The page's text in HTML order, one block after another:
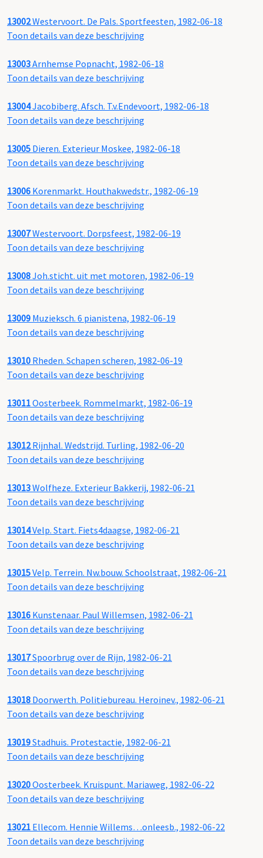
13002Westervoort. De Pals. Sportfeesten, 1982-06-18
Toon details van deze beschrijving
13003Arnhemse Popnacht, 1982-06-18
Toon details van deze beschrijving
13004Jacobiberg. Afsch. T.v.Endevoort, 1982-06-18
Toon details van deze beschrijving
13005 Dieren. Exterieur Moskee, 1982-06-18
Toon details van deze beschrijving
13006 Korenmarkt. Houthakwedstr., 1982-06-19
Toon details van deze beschrijving
13007Westervoort. Dorpsfeest, 1982-06-19
Toon details van deze beschrijving
13008Joh.sticht. uit met motoren, 1982-06-19
Toon details van deze beschrijving
13009 Muzieksch. 6 pianistena, 1982-06-19
Toon details van deze beschrijving
13010 Rheden. Schapen scheren, 1982-06-19
Toon details van deze beschrijving
13011Oosterbeek. Rommelmarkt, 1982-06-19
Toon details van deze beschrijving
13012Rijnhal. Wedstrijd. Turling, 1982-06-20
Toon details van deze beschrijving
13013Wolfheze. Exterieur Bakkerij, 1982-06-21
Toon details van deze beschrijving
13014Velp. Start. Fiets4daagse, 1982-06-21
Toon details van deze beschrijving
13015Velp. Terrein. Nw.bouw. Schoolstraat, 1982-06-21
Toon details van deze beschrijving
13016 Kunstenaar. Paul Willemsen, 1982-06-21
Toon details van deze beschrijving
13017Spoorbrug over de Rijn, 1982-06-21
Toon details van deze beschrijving
13018 Doorwerth. Politiebureau. Heroinev., 1982-06-21
Toon details van deze beschrijving
13019Stadhuis. Protestactie, 1982-06-21
Toon details van deze beschrijving
13020Oosterbeek. Kruispunt. Mariaweg, 1982-06-22
Toon details van deze beschrijving
13021 Ellecom. Hennie Willems…onleesb., 1982-06-22
Toon details van deze beschrijving